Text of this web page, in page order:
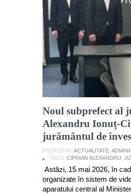
Noul subprefect al
Alexandru Ionuț-
jurământul de
POSTED IN: ACTUALITATE
TAGS: CIPRIAN ALEXANDRU
Astăzi, 15 mai 2026, în
organizate în sistem de
aparatului central al